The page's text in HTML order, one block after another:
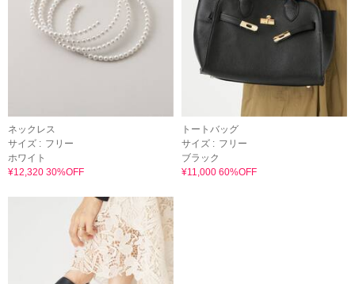
ネックレス
サイズ : フリー
ホワイト
¥12,320 30%OFF
トートバッグ
サイズ : フリー
ブラック
¥11,000 60%OFF